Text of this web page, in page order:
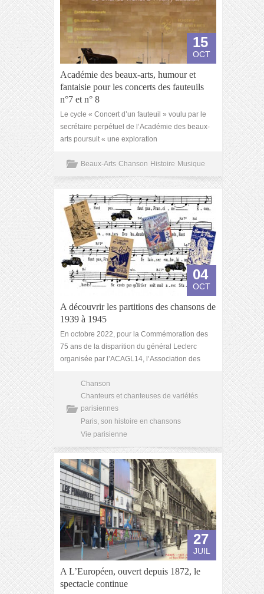
15
OCT
Académie des beaux-arts, humour et
fantaisie pour les concerts des fauteuils
n°7 et n° 8
Le cycle « Concert d’un fauteuil » voulu par le
secrétaire perpétuel de l’Académie des beaux-
arts poursuit « une exploration
Beaux-Arts Chanson Histoire Musique
04
OCT
A découvrir les partitions des chansons de
1939 à 1945
En octobre 2022, pour la Commémoration des
75 ans de la disparition du général Leclerc
organisée par l’ACAGL14, l’Association des
Chanson
Chanteurs et chanteuses de variétés
parisiennes
Paris, son histoire en chansons
Vie parisienne
27
JUIL
A L’Européen, ouvert depuis 1872, le
spectacle continue